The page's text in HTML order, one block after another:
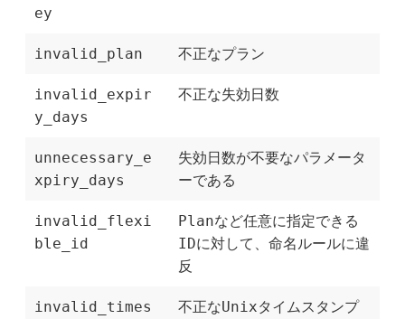
ey
invalid_plan 不正なプラン
invalid_expir
y_days
不正な失効日数
unnecessary_e
xpiry_days
失効日数が不要なパラメータ
ーである
invalid_flexi
ble_id
Planなど任意に指定できる
IDに対して、命名ルールに違
反
invalid_times
不正なUnixタイムスタンプ